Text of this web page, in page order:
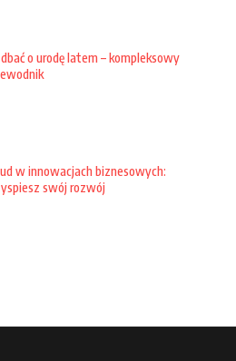
dbać o urodę latem – kompleksowy
w innowacjach biznesowych:
swój rozwój